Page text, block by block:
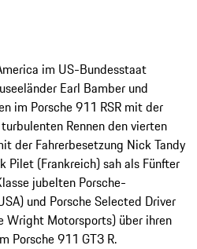
im US-Bundesstaat
Earl Bamber und
im Porsche 911 RSR mit der
Rennen den vierten
der Fahrerbesetzung Nick Tandy
Pilet (Frankreich) sah als Fünfter
jubelten Porsche-
und Porsche Selected Driver
Wright Motorsports) über ihren
Porsche 911 GT3 R.